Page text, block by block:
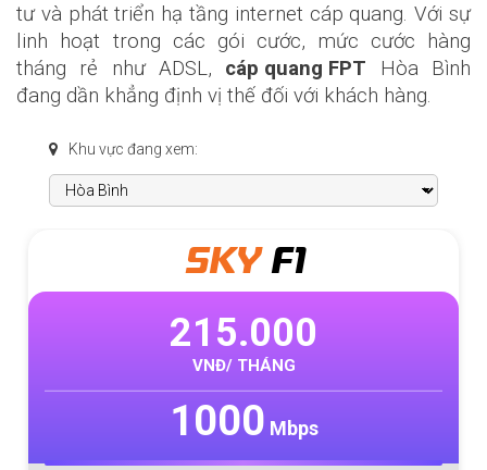
tư và phát triển hạ tầng internet cáp quang. Với sự
linh hoạt trong các gói cước, mức cước hàng
tháng rẻ như ADSL, cáp quang FPT
Hòa Bình
đang dần khẳng định vị thế đối với khách hàng.
Khu vực đang xem:
METAF1
315.000
VNĐ/ THÁNG
1000Mbps